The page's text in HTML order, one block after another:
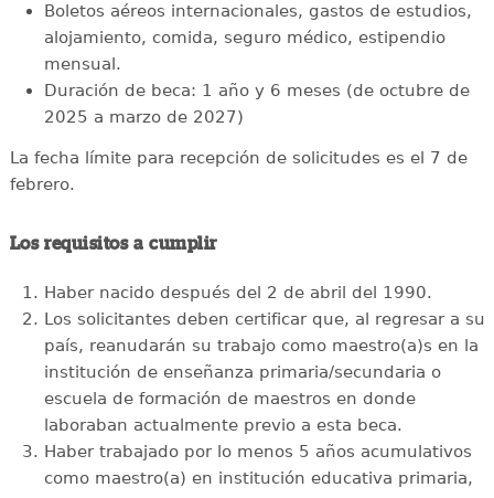
Boletos aéreos internacionales, gastos de estudios,
alojamiento, comida, seguro médico, estipendio
mensual.
Duración de beca: 1 año y 6 meses (de octubre de
2025 a marzo de 2027)
La fecha límite para recepción de solicitudes es el 7 de
febrero.
Los requisitos a cumplir
Haber nacido después del 2 de abril del 1990.
Los solicitantes deben certificar que, al regresar a su
país, reanudarán su trabajo como maestro(a)s en la
institución de enseñanza primaria/secundaria o
escuela de formación de maestros en donde
laboraban actualmente previo a esta beca.
Haber trabajado por lo menos 5 años acumulativos
como maestro(a) en institución educativa primaria,